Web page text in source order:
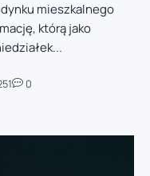
mieszkalnego
którą jako
0